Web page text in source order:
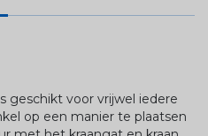
geschikt voor vrijwel iedere
op een manier te plaatsen